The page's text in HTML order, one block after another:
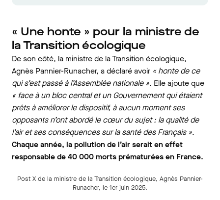
« Une honte » pour la ministre de
la Transition écologique
De son côté, la ministre de la Transition écologique,
Agnès Pannier-Runacher, a déclaré avoir « honte de ce
qui s’est passé à l’Assemblée nationale ». Elle ajoute que
« face à un bloc central et un Gouvernement qui étaient
prêts à améliorer le dispositif, à aucun moment ses
opposants n’ont abordé le cœur du sujet : la qualité de
l’air et ses conséquences sur la santé des Français ».
Chaque année, la pollution de l’air serait en effet
responsable de 40 000 morts prématurées en France.
Post X de la ministre de la Transition écologique, Agnès Pannier-
Runacher, le 1er juin 2025.